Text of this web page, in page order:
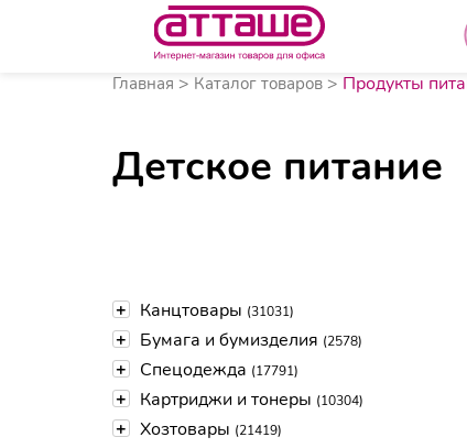
Главная Каталог товаров Продукты
Детское питание
+ Канцтовары (31031)
+ Бумага и бумизделия (2578)
+ Спецодежда (17791)
+ Картриджи и тонеры (10304)
+ Хозтовары (21419)